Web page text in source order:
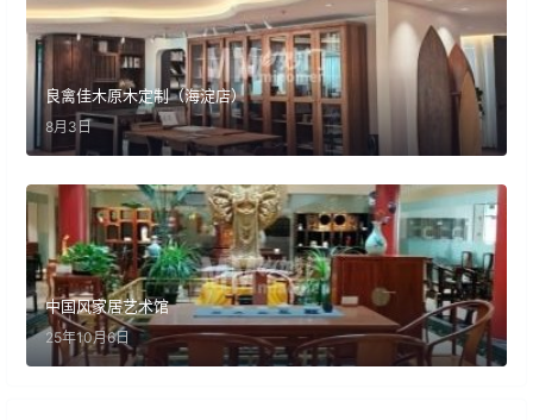
良禽佳木原木定制（海淀店）
8月3日
中国风家居艺术馆
25年10月6日